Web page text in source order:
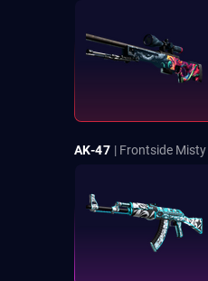
AK-47 | Frontside Misty